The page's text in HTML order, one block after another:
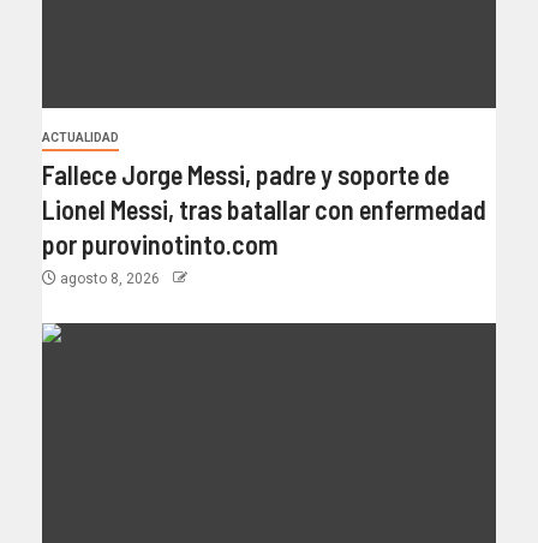
ACTUALIDAD
Fallece Jorge Messi, padre y soporte de
Lionel Messi, tras batallar con enfermedad
por purovinotinto.com
agosto 8, 2026